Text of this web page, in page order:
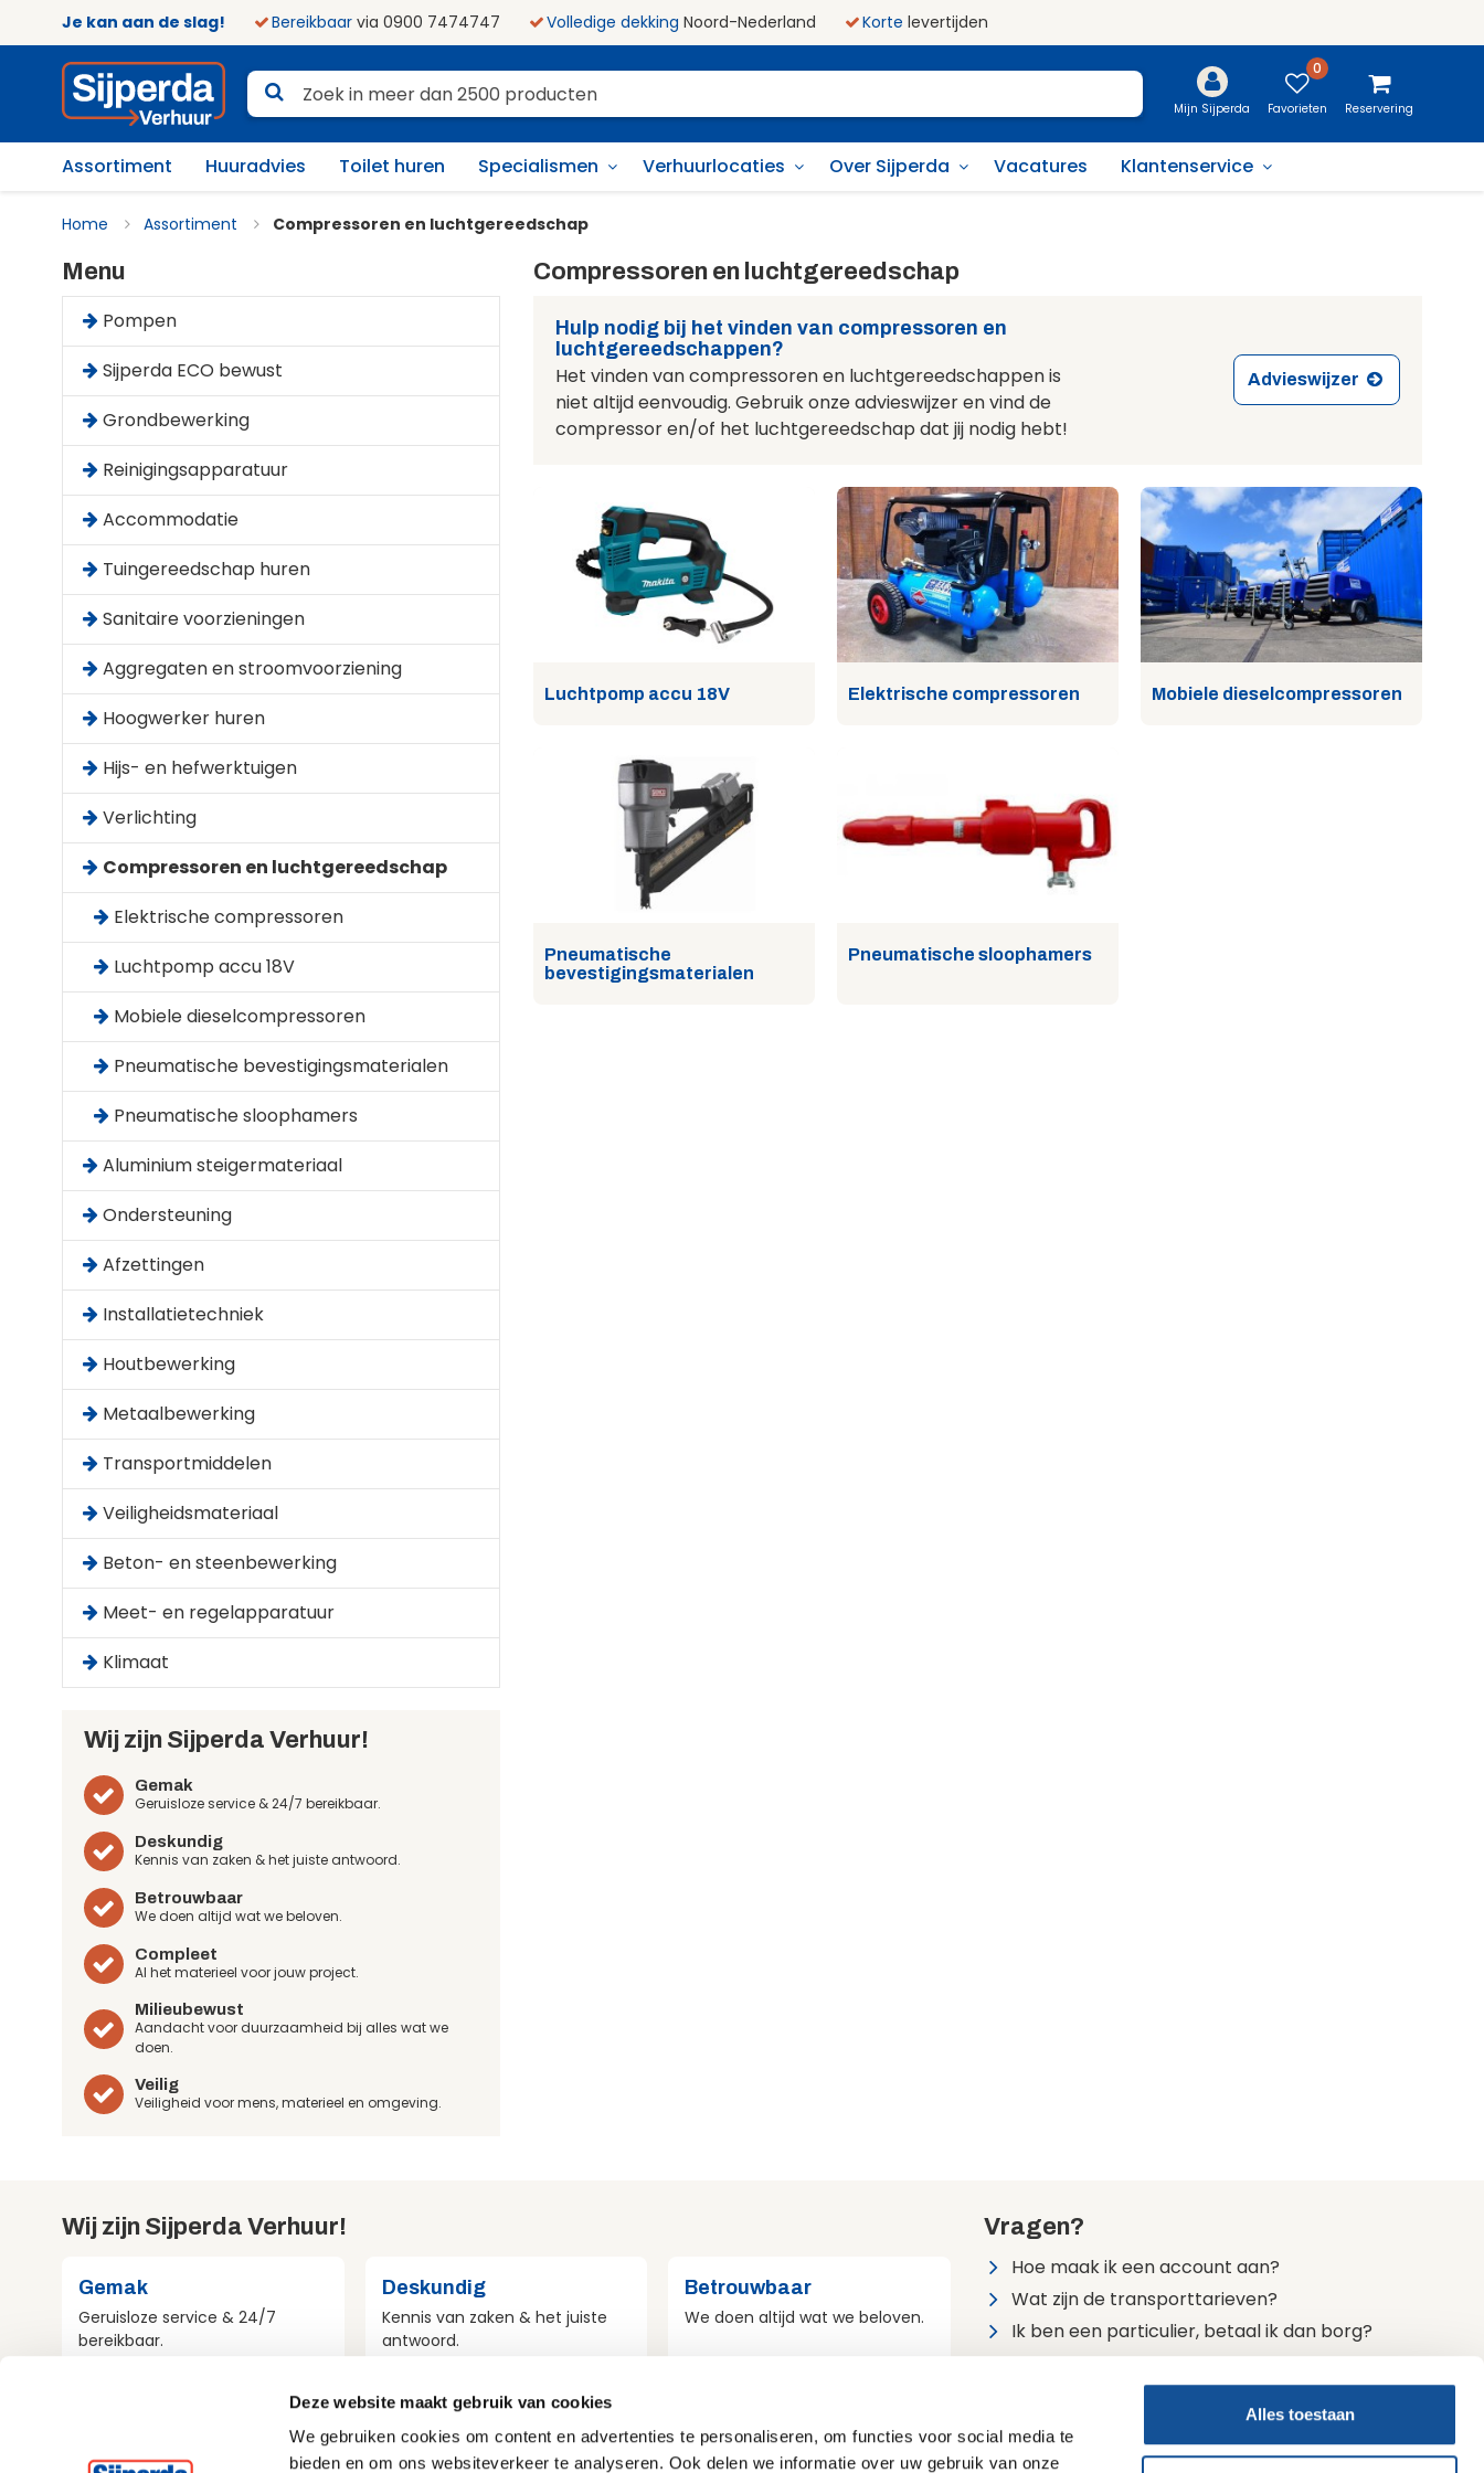
Deze website maakt gebruik van cookies
We gebruiken cookies om content en advertenties te personaliseren, om functies voor social media te
bieden en om ons websiteverkeer te analyseren. Ook delen we informatie over uw gebruik van onze
Alles toestaan
Je kan aan de slag! Bereikbaar via 0900 7474747 Volledige dekking Noord-Nederland Korte levertijden
Mijn Sijperda
0
Favorieten Reservering
Assortiment Huuradvies Toilet huren Specialismen Verhuurlocaties Over Sijperda Vacatures Klantenservice
Home Assortiment Compressoren en luchtgereedschap
Compressoren en luchtgereedschap
Hulp nodig bij het vinden van compressoren en
luchtgereedschappen?
Het vinden van compressoren en luchtgereedschappen is
niet altijd eenvoudig. Gebruik onze advieswijzer en vind de
compressor en/of het luchtgereedschap dat jij nodig hebt!
Advieswijzer
Luchtpomp accu 18V Elektrische compressoren Mobiele dieselcompressoren
Pneumatische
bevestigingsmaterialen
Pneumatische sloophamers
Menu
Pompen
Sijperda ECO bewust
Grondbewerking
Reinigingsapparatuur
Accommodatie
Tuingereedschap huren
Sanitaire voorzieningen
Aggregaten en stroomvoorziening
Hoogwerker huren
Hijs- en hefwerktuigen
Verlichting
Compressoren en luchtgereedschap
Elektrische compressoren
Luchtpomp accu 18V
Mobiele dieselcompressoren
Pneumatische bevestigingsmaterialen
Pneumatische sloophamers
Aluminium steigermateriaal
Ondersteuning
Afzettingen
Installatietechniek
Houtbewerking
Metaalbewerking
Transportmiddelen
Veiligheidsmateriaal
Beton- en steenbewerking
Meet- en regelapparatuur
Klimaat
Wij zijn Sijperda Verhuur!
Gemak
Geruisloze service & 24/7 bereikbaar.
Deskundig
Kennis van zaken & het juiste antwoord.
Betrouwbaar
We doen altijd wat we beloven.
Compleet
Al het materieel voor jouw project.
Milieubewust
Aandacht voor duurzaamheid bij alles wat we
doen.
Veilig
Veiligheid voor mens, materieel en omgeving.
Wij zijn Sijperda Verhuur!
Gemak
Geruisloze service & 24/7
bereikbaar.
Deskundig
Kennis van zaken & het juiste
antwoord.
Betrouwbaar
We doen altijd wat we beloven.
Aandacht voor duurzaamheid
Veiligheid voor mens, materieel
Vragen?
Hoe maak ik een account aan?
Wat zijn de transporttarieven?
Ik ben een particulier, betaal ik dan borg?
24/7 bereikbaar
0900 7474747 (lokaal tarief)